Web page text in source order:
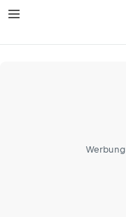
Werbung